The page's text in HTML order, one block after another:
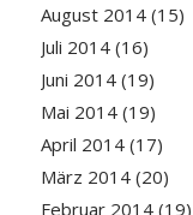
August 2014(15)
Juli 2014(16)
Juni 2014(19)
Mai 2014(19)
April 2014(17)
März 2014(20)
Februar 2014(19)